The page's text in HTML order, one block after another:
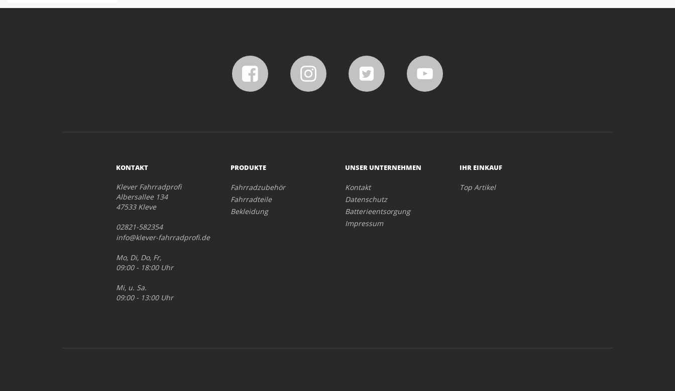
KONTAKT
Klever Fahrradprofi
Albersallee 134
47533 Kleve
02821-582354
info@klever-fahrradprofi.de
Mo, Di, Do, Fr,
09:00 - 18:00 Uhr
Mi, u. Sa.
09:00 - 13:00 Uhr
PRODUKTE
Fahrradzubehör
Fahrradteile
Bekleidung
UNSER UNTERNEHMEN
Kontakt
Datenschutz
Batterieentsorgung
Impressum
IHR EINKAUF
Top Artikel